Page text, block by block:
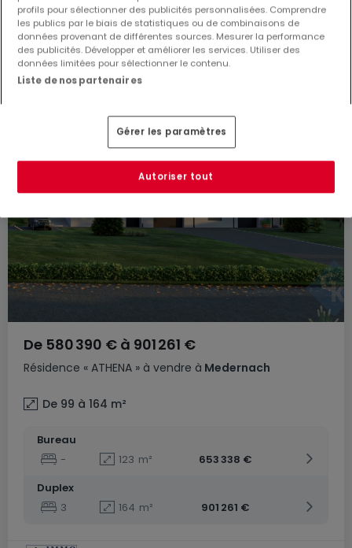
Résidence « ATHENA » à vendre à Medernach
De 580 390 € à 901 261 €
De 99 à 164 m²
Bureau
-
123 m²
653 338 €
Duplex
3
164 m² 901 261 €
profils pour sélectionner des publicités personnalisées. Comprendre
les publics par le biais de statistiques ou de combinaisons de
données provenant de différentes sources. Mesurer la performance
des publicités. Développer et améliorer les services. Utiliser des
données limitées pour sélectionner le contenu.
Liste de nos partenaires
Gérer les paramètres
Autoriser tout